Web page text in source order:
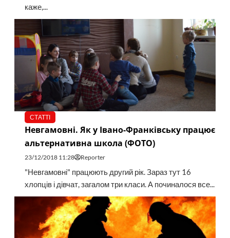
каже,...
СТАТТІ
Невгамовні. Як у Івано-Франківську працює
альтернативна школа (ФОТО)
23/12/2018 11:28 Reporter
"Невгамовні" працюють другий рік. Зараз тут 16
хлопців і дівчат, загалом три класи. А починалося все...